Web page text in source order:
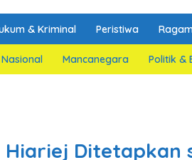
& Kriminal Peristiwa
Nasional Mancanegara Politik &
Ditetapkan